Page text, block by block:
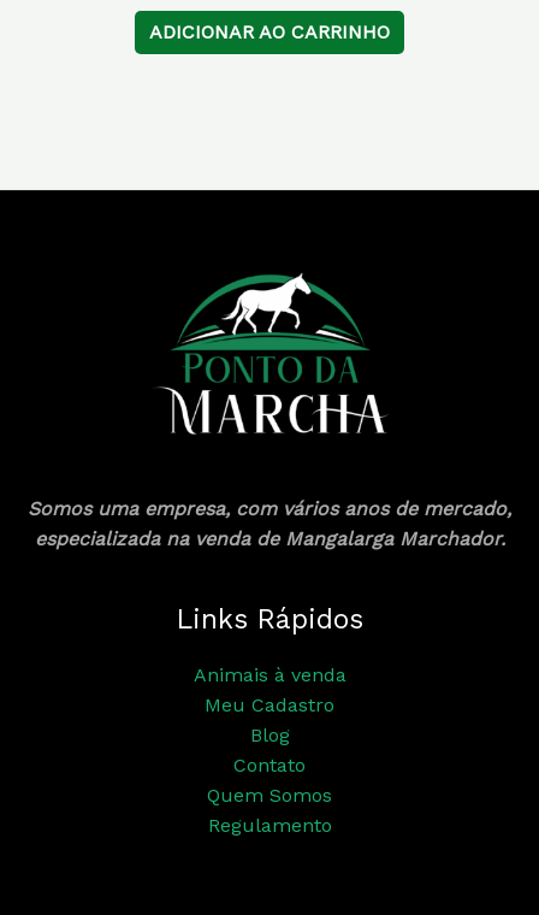
ADICIONAR AO CARRINHO
Somos uma empresa, com vários anos de mercado,
especializada na venda de Mangalarga Marchador.
Links Rápidos
Animais à venda
Meu Cadastro
Blog
Contato
Quem Somos
Regulamento